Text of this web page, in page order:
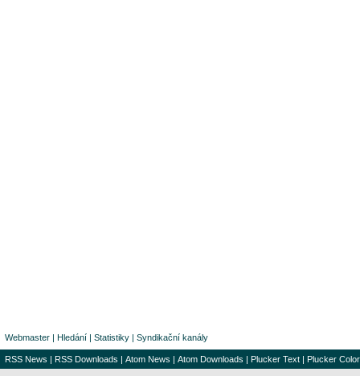
Webmaster | Hledání | Statistiky | Syndikační kanály
RSS News | RSS Downloads | Atom News | Atom Downloads | Plucker Text | Plucker Color